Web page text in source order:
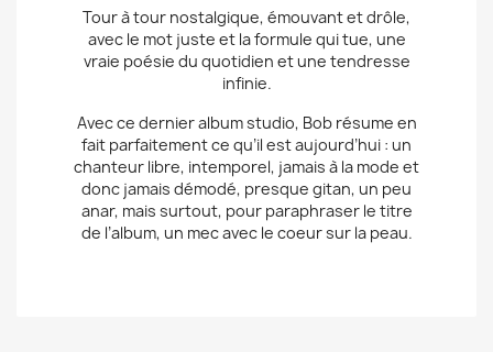
Tour à tour nostalgique, émouvant et drôle,
avec le mot juste et la formule qui tue, une
vraie poésie du quotidien et une tendresse
infinie.
Avec ce dernier album studio, Bob résume en
fait parfaitement ce qu’il est aujourd’hui : un
chanteur libre, intemporel, jamais à la mode et
donc jamais démodé, presque gitan, un peu
anar, mais surtout, pour paraphraser le titre
de l’album, un mec avec le coeur sur la peau.